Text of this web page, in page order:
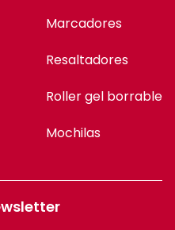
Marcadores
Resaltadores
Roller gel borrable
Mochilas